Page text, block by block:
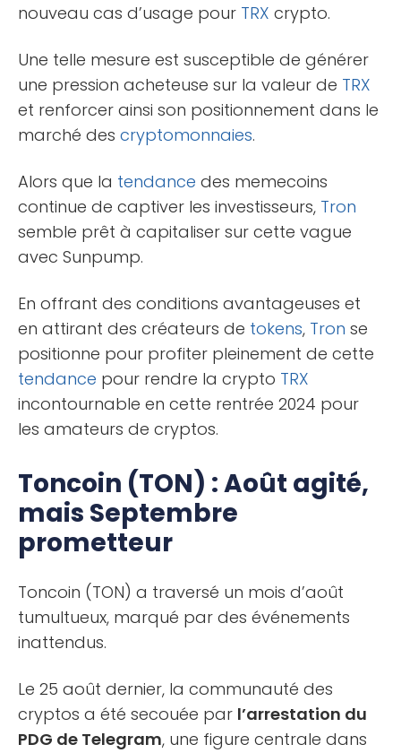
nouveau cas d’usage pour TRX crypto.
Une telle mesure est susceptible de générer
une pression acheteuse sur la valeur de TRX
et renforcer ainsi son positionnement dans le
marché des cryptomonnaies.
Alors que la tendance des memecoins
continue de captiver les investisseurs, Tron
semble prêt à capitaliser sur cette vague
avec Sunpump.
En offrant des conditions avantageuses et
en attirant des créateurs de tokens, Tron se
positionne pour profiter pleinement de cette
tendance pour rendre la crypto TRX
incontournable en cette rentrée 2024 pour
les amateurs de cryptos.
Toncoin (TON) : Août agité,
mais Septembre
prometteur
Toncoin (TON) a traversé un mois d’août
tumultueux, marqué par des événements
inattendus.
Le 25 août dernier, la communauté des
cryptos a été secouée par l’arrestation du
PDG de Telegram, une figure centrale dans